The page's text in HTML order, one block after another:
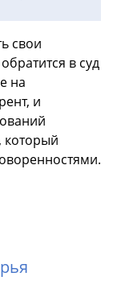
свои
в суд
на
и
который